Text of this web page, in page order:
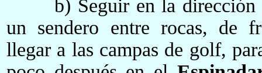
b) Seguir en la dirección
un sendero entre rocas, de
llegar a las campas de golf,